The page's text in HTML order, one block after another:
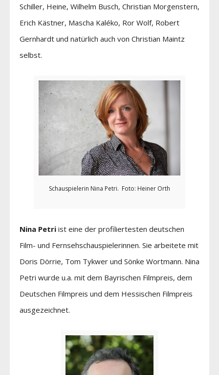
Schiller, Heine, Wilhelm Busch, Christian Morgenstern,
Erich Kästner, Mascha Kaléko, Ror Wolf, Robert
Gernhardt und natürlich auch von Christian Maintz
selbst.
Schauspielerin Nina Petri. Foto: Heiner Orth
Nina Petri ist eine der profiliertesten deutschen
Film- und Fernsehschauspielerinnen. Sie arbeitete mit
Doris Dörrie, Tom Tykwer und Sönke Wortmann. Nina
Petri wurde u.a. mit dem Bayrischen Filmpreis, dem
Deutschen Filmpreis und dem Hessischen Filmpreis
ausgezeichnet.